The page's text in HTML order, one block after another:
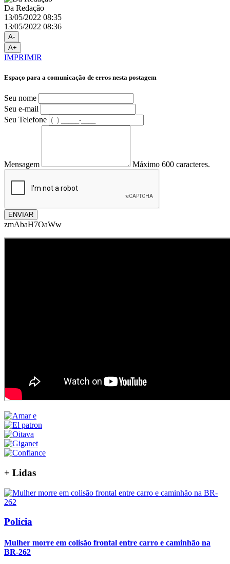
Da Redação
13/05/2022 08:35
13/05/2022 08:36
A-
A+
IMPRIMIR
Espaço para a comunicação de erros nesta postagem
Seu nome
Seu e-mail
Seu Telefone
Mensagem Máximo 600 caracteres.
ENVIAR
zmAbaH7OaWw
+ Lidas
Polícia
Mulher morre em colisão frontal entre carro e caminhão na
BR-262